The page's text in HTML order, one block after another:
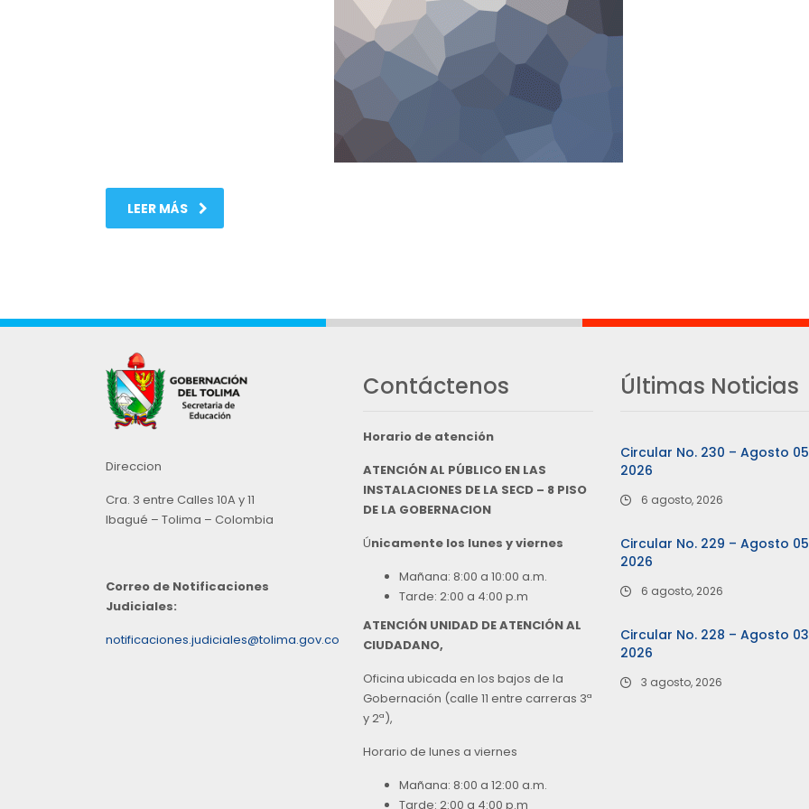
LEER MÁS
Direccion
Cra. 3 entre Calles 10A y 11
Ibagué – Tolima – Colombia
Correo de Notificaciones
Judiciales:
notificaciones.judiciales@tolima.gov.co
Contáctenos
Horario de atención
ATENCIÓN AL PÚBLICO EN LAS
INSTALACIONES DE LA SECD – 8 PISO
DE LA GOBERNACION
Únicamente los lunes y viernes
Mañana: 8:00 a 10:00 a.m.
Tarde: 2:00 a 4:00 p.m
ATENCIÓN UNIDAD DE ATENCIÓN AL
CIUDADANO,
Oficina ubicada en los bajos de la
Gobernación (calle 11 entre carreras 3ª
y 2ª),
Horario de lunes a viernes
Mañana: 8:00 a 12:00 a.m.
Tarde: 2:00 a 4:00 p.m
Últimas Noticias
Circular No. 230 – Agosto
2026
6 agosto, 2026
Circular No. 229 – Agosto
2026
6 agosto, 2026
Circular No. 228 – Agosto
2026
3 agosto, 2026